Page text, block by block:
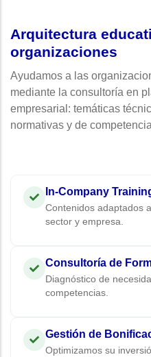
Arquitectura
organizaciones
Ayudamos a las
mediante la consultoría en
empresarial: temáticas
normativas y de
In-Company
Contenidos adaptados
sector y empresa.
Consultoría de
Diagnóstico de
competencias.
Gestión de
Optimizamos su